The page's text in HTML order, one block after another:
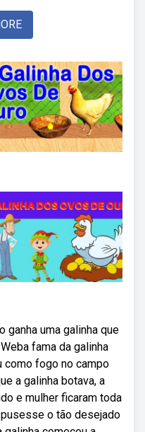
ganha uma galinha que
fama da galinha
como fogo no campo
a galinha botava, a
e mulher ficaram toda
o tão desejado